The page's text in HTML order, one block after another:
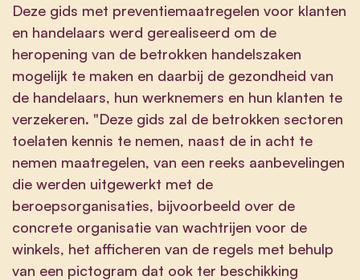
Deze gids met preventiemaatregelen voor klanten
en handelaars werd gerealiseerd om de
heropening van de betrokken handelszaken
mogelijk te maken en daarbij de gezondheid van
de handelaars, hun werknemers en hun klanten te
verzekeren. "Deze gids zal de betrokken sectoren
toelaten kennis te nemen, naast de in acht te
nemen maatregelen, van een reeks aanbevelingen
die werden uitgewerkt met de
beroepsorganisaties, bijvoorbeeld over de
concrete organisatie van wachtrijen voor de
winkels, het afficheren van de regels met behulp
van een pictogram dat ook ter beschikking